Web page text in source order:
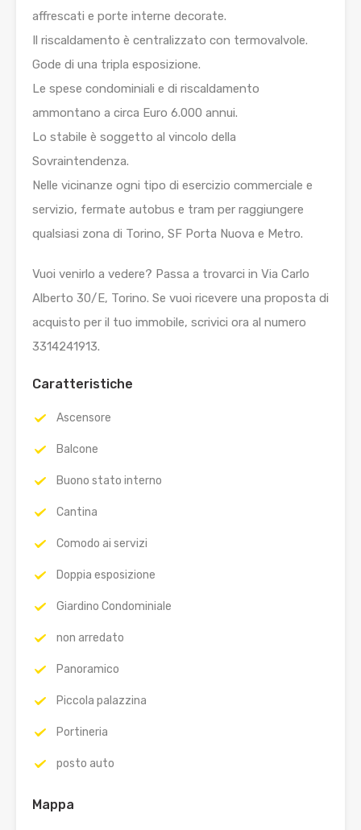
affrescati e porte interne decorate.
Il riscaldamento è centralizzato con termovalvole.
Gode di una tripla esposizione.
Le spese condominiali e di riscaldamento
ammontano a circa Euro 6.000 annui.
Lo stabile è soggetto al vincolo della
Sovraintendenza.
Nelle vicinanze ogni tipo di esercizio commerciale e
servizio, fermate autobus e tram per raggiungere
qualsiasi zona di Torino, SF Porta Nuova e Metro.
Vuoi venirlo a vedere? Passa a trovarci in Via Carlo
Alberto 30/E, Torino. Se vuoi ricevere una proposta di
acquisto per il tuo immobile, scrivici ora al numero
3314241913.
Caratteristiche
Ascensore
Balcone
Buono stato interno
Cantina
Comodo ai servizi
Doppia esposizione
Giardino Condominiale
non arredato
Panoramico
Piccola palazzina
Portineria
posto auto
Mappa